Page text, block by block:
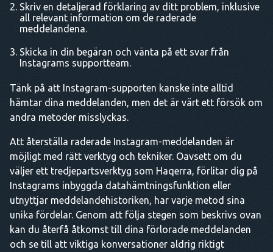
Skriv en detaljerad förklaring av ditt problem, inklusive
all relevant information om de raderade
meddelandena.
Skicka in din begäran och vänta på ett svar från
Instagrams supportteam.
Tänk på att Instagram-supporten kanske inte alltid
hämtar dina meddelanden, men det är värt ett försök om
andra metoder misslyckas.
Att återställa raderade Instagram-meddelanden är
möjligt med rätt verktyg och tekniker. Oavsett om du
väljer ett tredjepartsverktyg som Haqerra, förlitar dig på
Instagrams inbyggda datahämtningsfunktion eller
utnyttjar meddelandehistoriken, har varje metod sina
unika fördelar. Genom att följa stegen som beskrivs ovan
kan du återfå åtkomst till dina förlorade meddelanden
och se till att viktiga konversationer aldrig riktigt